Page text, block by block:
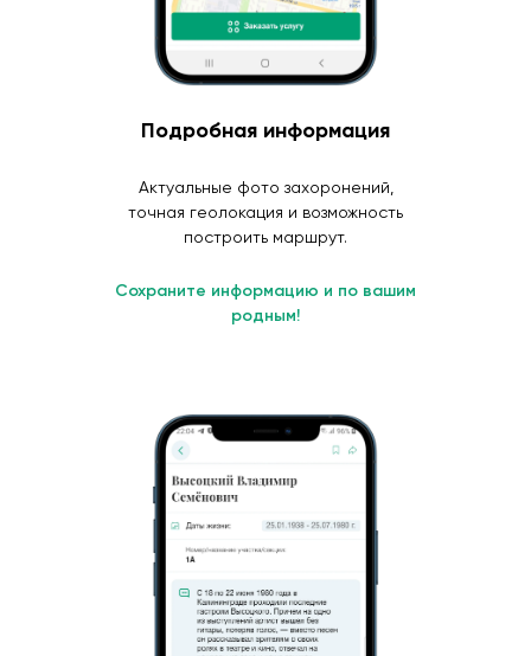
Подробная информация
Актуальные фото захоронений,
точная геолокация и возможность
построить маршрут.
Сохраните информацию и по вашим
родным!